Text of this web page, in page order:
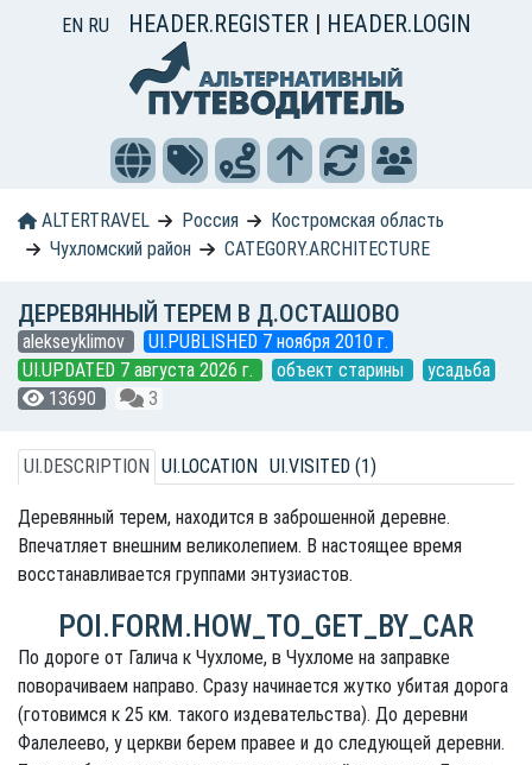
EN RU HEADER.REGISTER | HEADER.LOGIN
ALTERTRAVEL Россия
Костромская область
Чухломский район
CATEGORY.ARCHITECTURE
ДЕРЕВЯННЫЙ ТЕРЕМ В Д.ОСТАШОВО
alekseyklimov
UI.PUBLISHED 7 ноября 2010 г.
UI.UPDATED 7 августа 2026 г.
объект старины
усадьба
13690
3
UI.DESCRIPTION UI.LOCATION UI.VISITED (1)
Деревянный терем, находится в заброшенной деревне.
Впечатляет внешним великолепием. В настоящее время
восстанавливается группами энтузиастов.
POI.FORM.HOW_TO_GET_BY_CAR
По дороге от Галича к Чухломе, в Чухломе на заправке
поворачиваем направо. Сразу начинается жутко убитая дорога
(готовимся к 25 км. такого издевательства). До деревни
Фалелеево, у церкви берем правее и до следующей деревни.